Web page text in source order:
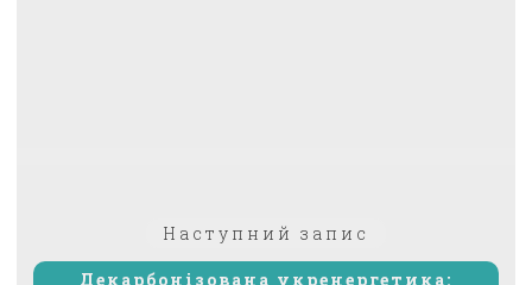
Наступний запис
Декарбонізована укренергетика: